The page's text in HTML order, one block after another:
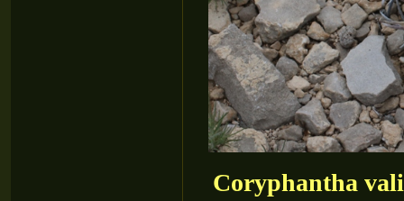
Coryphantha